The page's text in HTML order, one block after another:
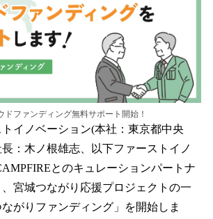
ファンディング無料サポート開始！
イノベーション(本社：東京都中央
：木ノ根雄志、以下ファーストイノ
とのキュレーションパートナ
宮城つながり応援プロジェクトの一
がりファンディング」を開始しま